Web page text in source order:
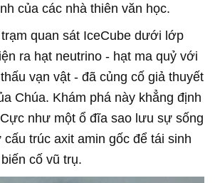
của các nhà thiên văn học.
quan sát IceCube dưới lớp
ra hạt neutrino - hạt ma quỷ với
vạn vật - đã củng cố giả thuyết
Chúa. Khám phá này khẳng định
như một ổ đĩa sao lưu sự sống
trúc axit amin gốc để tái sinh
cố vũ trụ.